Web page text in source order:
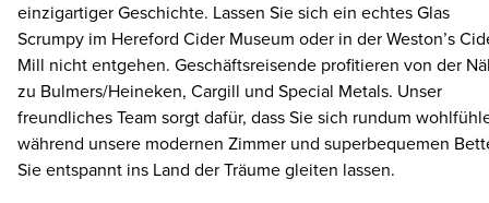
einzigartiger Geschichte. Lassen Sie sich ein echtes Glas
Scrumpy im Hereford Cider Museum oder in der Weston’s
Mill nicht entgehen. Geschäftsreisende profitieren von der
zu Bulmers/Heineken, Cargill und Special Metals. Unser
freundliches Team sorgt dafür, dass Sie sich rundum
während unsere modernen Zimmer und superbequemen
Sie entspannt ins Land der Träume gleiten lassen.